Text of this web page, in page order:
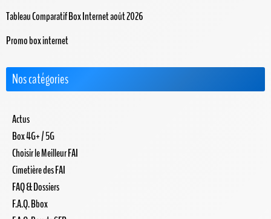
Tableau Comparatif Box Internet août 2026
Promo box internet
Nos catégories
Actus
Box 4G+ / 5G
Choisir le Meilleur FAI
Cimetière des FAI
FAQ & Dossiers
F.A.Q. Bbox